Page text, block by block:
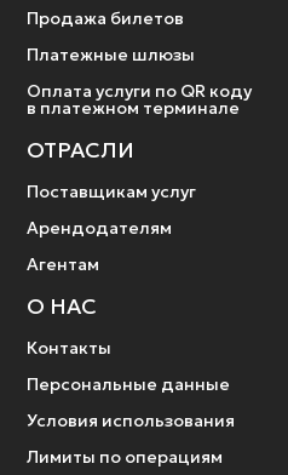
Продажа билетов
Платежные шлюзы
Оплата услуги по QR коду
в платежном терминале
ОТРАСЛИ
Поставщикам услуг
Арендодателям
Агентам
О НАС
Контакты
Персональные данные
Условия использования
Лимиты по операциям